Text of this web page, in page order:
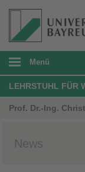
Menü
LEHRSTUHL FÜR
Prof. Dr.-Ing.
News